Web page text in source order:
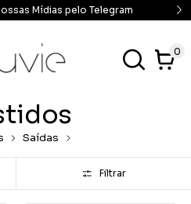
Mídias pelo Telegram
0
Saídas
Filtrar